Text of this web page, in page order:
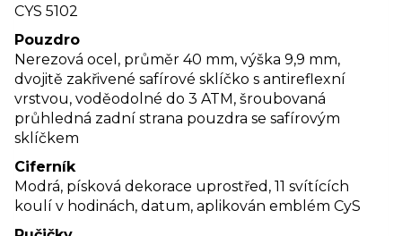
CYS 5102
Pouzdro
Nerezová ocel, průměr 40 mm, výška 9,9 mm,
dvojitě zakřivené safírové sklíčko s antireflexní
vrstvou, voděodolné do 3 ATM, šroubovaná
průhledná zadní strana pouzdra se safírovým
sklíčkem
Ciferník
Modrá, písková dekorace uprostřed, 11 svítících
koulí v hodinách, datum, aplikován emblém CyS